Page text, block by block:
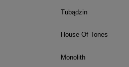
Tubądzin
House Of Tones
Monolith